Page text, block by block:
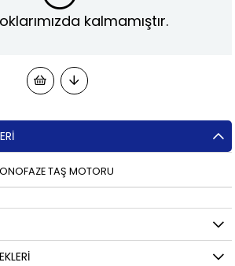
kalmamıştır.
TAŞ MOTORU